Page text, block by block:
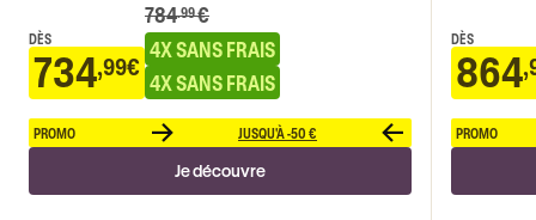
DÈS
734,99€
784 .99€
4X SANS FRAIS
4X SANS FRAIS
PROMO JUSQU'À -50 €
Je découvre
DÈS
864
PROMO